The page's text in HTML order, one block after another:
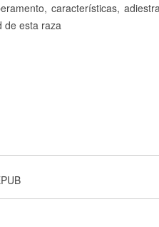
características,
de esta raza